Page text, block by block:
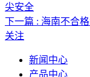
尖安全
下一篇 : 海南不合
关注
新闻中心
产品中心